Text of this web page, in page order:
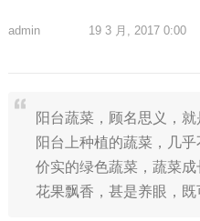
admin 19 3 月, 2017 0:00
阳台蔬菜，顾名思义，
阳台上种植的蔬菜，几
价实的绿色蔬菜，蔬菜成
花果飘香，甚是养眼，